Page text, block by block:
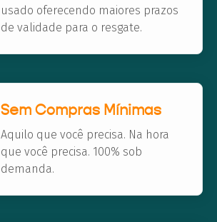
usado oferecendo maiores prazos
de validade para o resgate.
Sem Compras Mínimas
Aquilo que você precisa. Na hora
que você precisa. 100% sob
demanda.